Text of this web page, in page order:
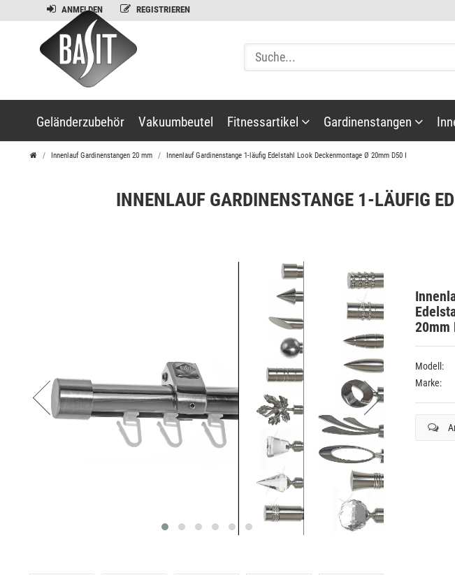
ANMELDEN REGISTRIEREN
Geländerzubehör Vakuumbeutel Fitnessartikel
Schwungstäbe
Gardinenstangen
Innenlauf Gardinenstangen 20 mm Innenlauf Gardinenstange 1-läufig Edelstahl Look Deckenmontage Ø 20mm D50 I
INNENLAUF GARDINENSTANGE 1-LÄUFIG
20mm
Modell:
Marke: